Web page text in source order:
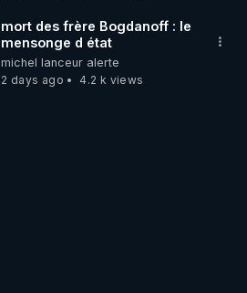
mort des frère Bogdanoff : le
mensonge d état
michel lanceur alerte
2 days ago
4.2 k views